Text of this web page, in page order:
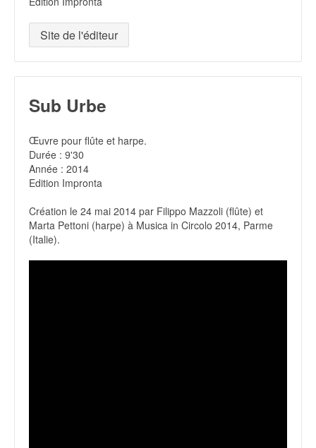
Site de l'éditeur
Sub Urbe
Œuvre pour flûte et harpe.
Durée : 9'30
Année : 2014
Edition Impronta
Création le 24 mai 2014 par Filippo Mazzoli (flûte) et
Marta Pettoni (harpe) à Musica in Circolo 2014, Parme
(Italie).